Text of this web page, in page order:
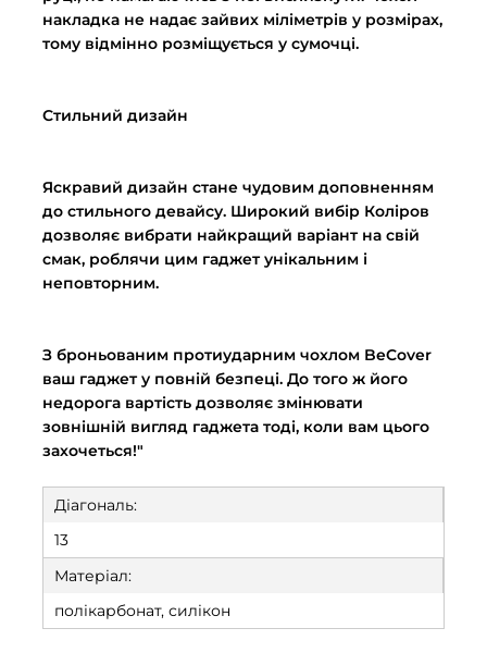
накладка не надає зайвих міліметрів у розмірах,
тому відмінно розміщується у сумочці.
Стильний дизайн
Яскравий дизайн стане чудовим доповненням
до стильного девайсу. Широкий вибір Коліров
дозволяє вибрати найкращий варіант на свій
смак, роблячи цим гаджет унікальним і
неповторним.
З броньованим протиударним чохлом BeCover
ваш гаджет у повній безпеці. До того ж його
недорога вартість дозволяє змінювати
зовнішній вигляд гаджета тоді, коли вам цього
захочеться!"
Діагональ:
13
Матеріал:
полікарбонат, силікон